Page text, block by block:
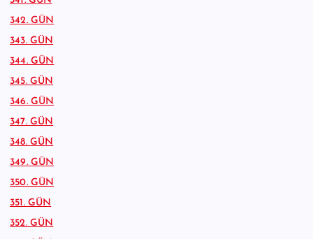
342. GÜN
343. GÜN
344. GÜN
345. GÜN
346. GÜN
347. GÜN
348. GÜN
349. GÜN
350. GÜN
351. GÜN
352. GÜN